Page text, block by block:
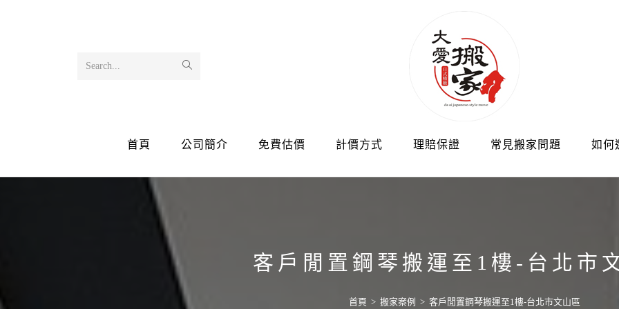
Search...
首頁 公司簡介 免費估價 計價方式 理賠保證 常見搬家問題 如何
客戶閒置鋼琴搬運至1樓-台北市
首頁 > 搬家案例 > 客戶閒置鋼琴搬運至1樓-台北市文山區